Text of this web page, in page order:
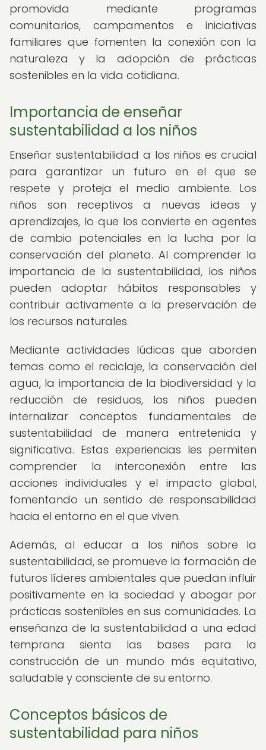
promovida mediante programas
comunitarios, campamentos e iniciativas
familiares que fomenten la conexión con la
naturaleza y la adopción de prácticas
sostenibles en la vida cotidiana.
Importancia de enseñar
sustentabilidad a los niños
Enseñar sustentabilidad a los niños es crucial
para garantizar un futuro en el que se
respete y proteja el medio ambiente. Los
niños son receptivos a nuevas ideas y
aprendizajes, lo que los convierte en agentes
de cambio potenciales en la lucha por la
conservación del planeta. Al comprender la
importancia de la sustentabilidad, los niños
pueden adoptar hábitos responsables y
contribuir activamente a la preservación de
los recursos naturales.
Mediante actividades lúdicas que aborden
temas como el reciclaje, la conservación del
agua, la importancia de la biodiversidad y la
reducción de residuos, los niños pueden
internalizar conceptos fundamentales de
sustentabilidad de manera entretenida y
significativa. Estas experiencias les permiten
comprender la interconexión entre las
acciones individuales y el impacto global,
fomentando un sentido de responsabilidad
hacia el entorno en el que viven.
Además, al educar a los niños sobre la
sustentabilidad, se promueve la formación de
futuros líderes ambientales que puedan influir
positivamente en la sociedad y abogar por
prácticas sostenibles en sus comunidades. La
enseñanza de la sustentabilidad a una edad
temprana sienta las bases para la
construcción de un mundo más equitativo,
saludable y consciente de su entorno.
Conceptos básicos de
sustentabilidad para niños